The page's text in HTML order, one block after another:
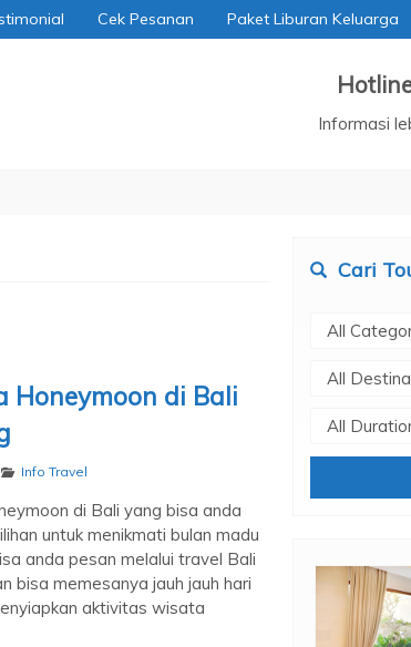
Cek Pesanan Paket Liburan Keluarga
Informasi
Honeymoon di Bali
Info Travel
di Bali yang bisa anda
untuk menikmati bulan madu
anda pesan melalui travel Bali
bisa memesanya jauh jauh hari
aktivitas wisata
Cari